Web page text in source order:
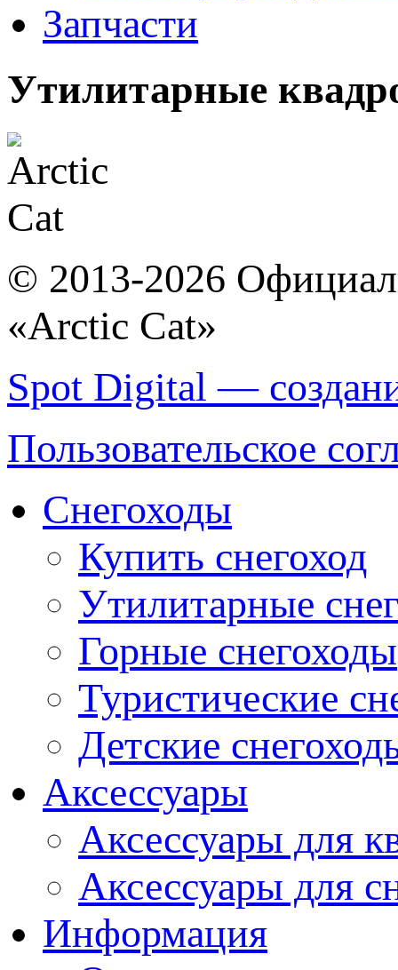
Запчасти
Утилитарные
© 2013-2026
«Arctic Cat»
Spot Digital —
Пользовательское
Снегоходы
Купить снегоход
Утилитарные
Горные снегоходы
Туристические
Детские
Аксессуары
Аксессуары для
Аксессуары для
Информация